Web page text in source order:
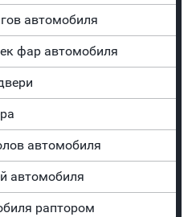
автомобиля
фар автомобиля
автомобиля
автомобиля
раптором